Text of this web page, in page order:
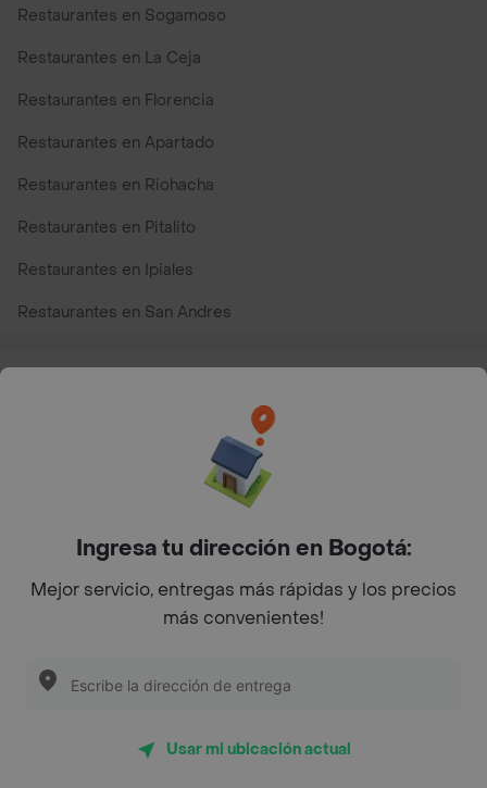
Restaurantes en Sogamoso
Restaurantes en La Ceja
Restaurantes en Florencia
Restaurantes en Apartado
Restaurantes en Riohacha
Restaurantes en Pitalito
Restaurantes en Ipiales
Restaurantes en San Andres
Top Marcas y Cadenas de Restaurantes
Encuéntranos en estos países
App Store Google play AppGallery
Restaurantes cerca de mi para pedir Comida a Domicilio -
Ingresa tu dirección en Bogotá:
Mejor servicio, entregas más rápidas y los precios
más convenientes!
Usar mi ubicación actual